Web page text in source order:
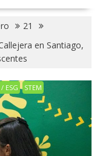
21
en Santiago,
/ ESG STEM